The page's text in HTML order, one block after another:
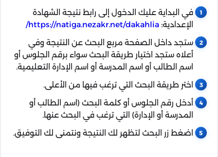
في البداية عليك الدخول إلى رابط نتيجة الشهادة
الإعدادية: https://natiga.nezakr.net/dakahlia/
ستجد داخل الصفحة مربع البحث عن النتيجة وفي
أعلاه ستجد اختيار طريقة البحث سواء برقم الجلوس أو
اسم الطالب أو اسم المدرسة أو اسم الإدارة التعليمية.
اختر طريقة البحث التي ترغب فيها من الأعلى.
أدخل رقم الجلوس أو كلمة البحث (اسم الطالب أو
المدرسة أو الإدارة) التي ترغب في البحث عنها.
اضغط زر البحث لتظهر لك النتيجة ونتمنى لك التوفيق.